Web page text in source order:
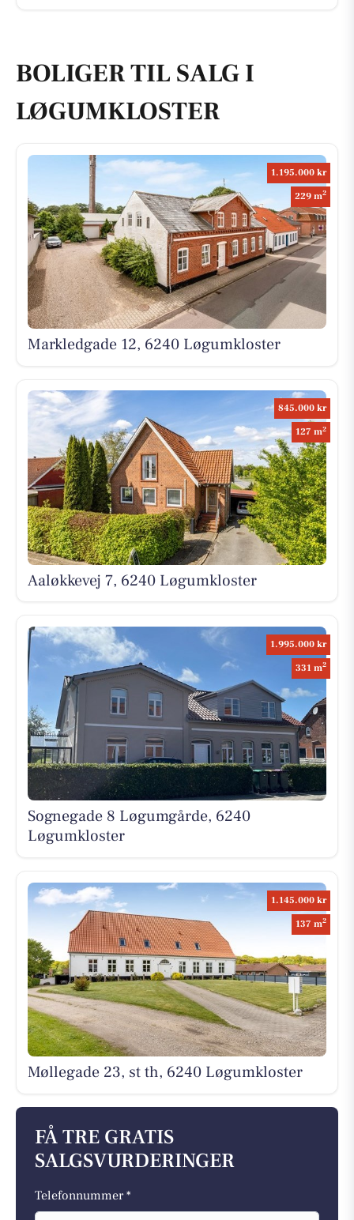
BOLIGER TIL SALG I
LØGUMKLOSTER
1.195.000 kr
229 m2
Markledgade 12, 6240 Løgumkloster
845.000 kr
127 m2
Aaløkkevej 7, 6240 Løgumkloster
1.995.000 kr
331 m2
Sognegade 8 Løgumgårde, 6240
Løgumkloster
1.145.000 kr
137 m2
Møllegade 23, st th, 6240 Løgumkloster
FÅ TRE GRATIS
SALGSVURDERINGER
Telefonnummer *